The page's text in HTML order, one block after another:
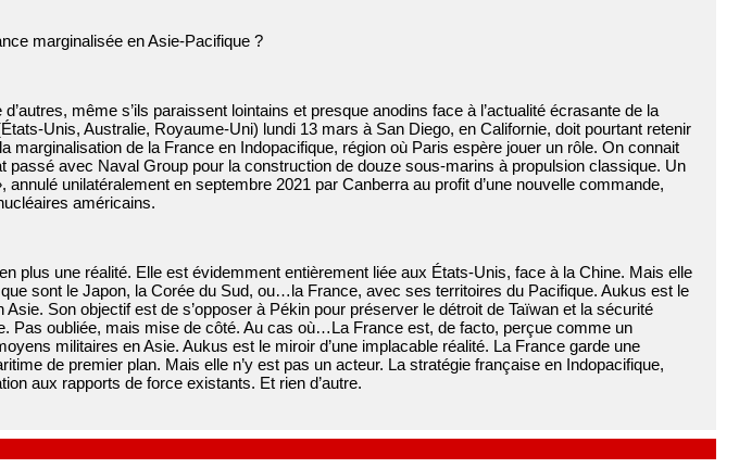
marginalisée en Asie-Pacifique ?
même s’ils paraissent lointains et presque anodins face à l’actualité écrasante de la
Unis, Australie, Royaume-Uni) lundi 13 mars à San Diego, en Californie, doit pourtant retenir
marginalisation de la France en Indopacifique, région où Paris espère jouer un rôle. On connait
passé avec Naval Group pour la construction de douze sous-marins à propulsion classique. Un
unilatéralement en septembre 2021 par Canberra au profit d’une nouvelle commande,
américains.
plus une réalité. Elle est évidemment entièrement liée aux États-Unis, face à la Chine. Mais elle
sont le Japon, la Corée du Sud, ou…la France, avec ses territoires du Pacifique. Aukus est le
Son objectif est de s’opposer à Pékin pour préserver le détroit de Taïwan et la sécurité
Pas oubliée, mais mise de côté. Au cas où…La France est, de facto, perçue comme un
militaires en Asie. Aukus est le miroir d’une implacable réalité. La France garde une
de premier plan. Mais elle n’y est pas un acteur. La stratégie française en Indopacifique,
aux rapports de force existants. Et rien d’autre.